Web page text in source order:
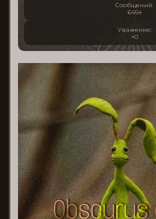
Сообщений:
6454
Уважение:
+0